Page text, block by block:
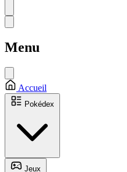
Menu
Accueil